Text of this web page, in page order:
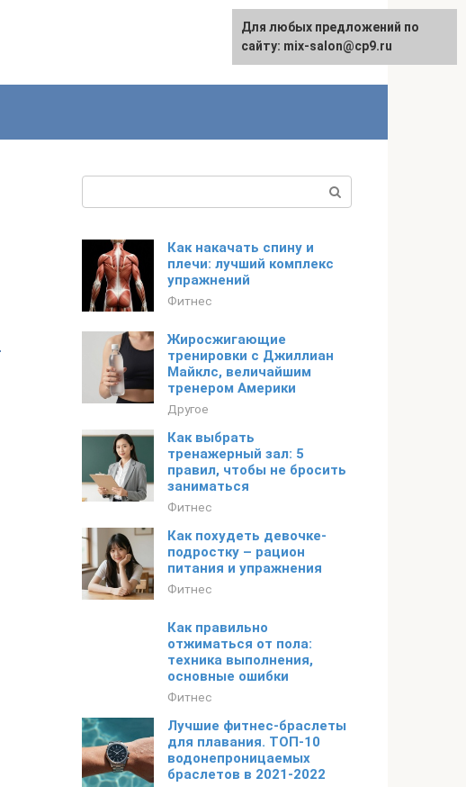
Как накачать спину и
плечи: лучший комплекс
упражнений
Фитнес
Жиросжигающие
тренировки с Джиллиан
Майклс, величайшим
тренером Америки
Другое
Как выбрать
тренажерный зал: 5
правил, чтобы не бросить
заниматься
Фитнес
Как похудеть девочке-
подростку – рацион
питания и упражнения
Фитнес
Как правильно
отжиматься от пола:
техника выполнения,
основные ошибки
Фитнес
Лучшие фитнес-браслеты
для плавания. ТОП-10
водонепроницаемых
браслетов в 2021-2022
Для любых предложений по
сайту: mix-salon@cp9.ru